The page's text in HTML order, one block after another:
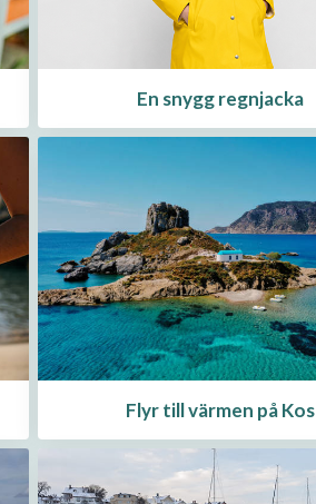
En snygg regnjacka
Flyr till värmen på Kos